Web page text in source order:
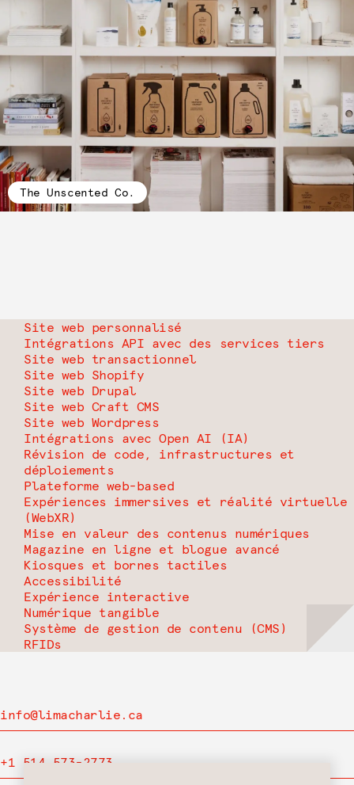
The Unscented Co.
Site web personnalisé
Intégrations API avec des services tiers
Site web transactionnel
Site web Shopify
Site web Drupal
Site web Craft CMS
Site web Wordpress
Intégrations avec Open AI (IA)
Révision de code, infrastructures et
déploiements
Plateforme web-based
Expériences immersives et réalité virtuelle
(WebXR)
Mise en valeur des contenus numériques
Magazine en ligne et blogue avancé
Kiosques et bornes tactiles
Accessibilité
Expérience interactive
Numérique tangible
Système de gestion de contenu (CMS)
RFIDs
info@limacharlie.ca
+1 514 573-2773